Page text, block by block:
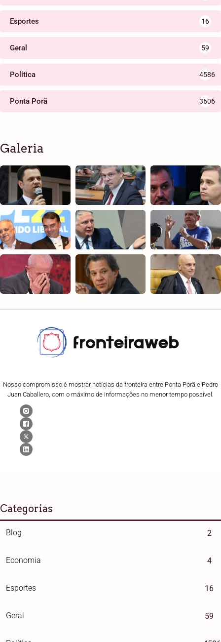
Esportes 16
Geral 59
Política 4586
Ponta Porã 3606
Galeria
Nosso compromisso é mostrar notícias da fronteira entre Ponta Porã e Pedro
Juan Caballero, com o máximo de informações no menor tempo possível.
Categorias
Blog 2
Economia 4
Esportes 16
Geral 59